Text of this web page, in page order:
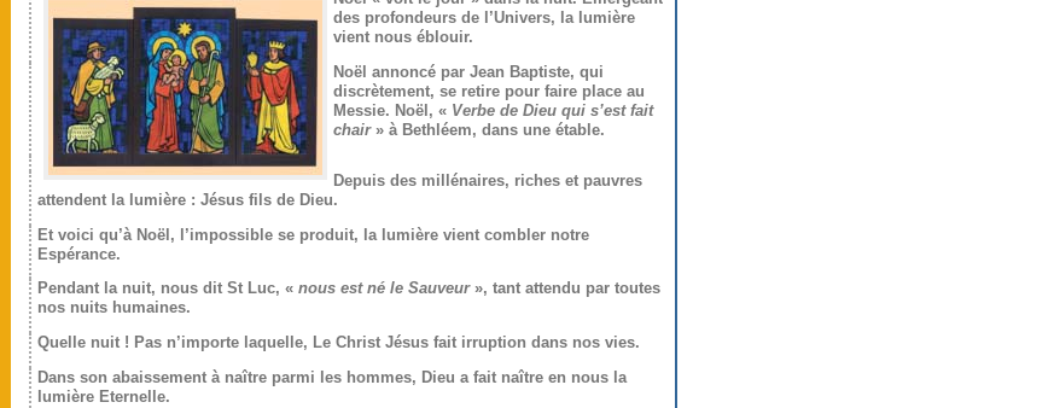
des profondeurs de l’Univers, la lumière
vient nous éblouir.
Noël annoncé par Jean Baptiste, qui
discrètement, se retire pour faire place au
Messie. Noël, « Verbe de Dieu qui s’est fait
chair» à Bethléem, dans une étable.
Depuis des millénaires, riches et pauvres
attendent la lumière : Jésus fils de Dieu.
Et voici qu’à Noël, l’impossible se produit, la lumière vient combler notre
Espérance.
Pendant la nuit, nous dit St Luc, « nous est né le Sauveur», tant attendu par toutes
nos nuits humaines.
Quelle nuit ! Pas n’importe laquelle, Le Christ Jésus fait irruption dans nos vies.
Dans son abaissement à naître parmi les hommes, Dieu a fait naître en nous la
lumière Eternelle.